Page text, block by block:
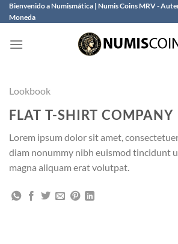
Saltar
al
Bienvenido a Numismática | Numis Coins MRV -
Moneda
Lookbook
FLAT T-SHIRT COMPANY
Lorem ipsum dolor sit amet,
diam nonummy nibh euismod tincidunt
magna aliquam erat volutpat.